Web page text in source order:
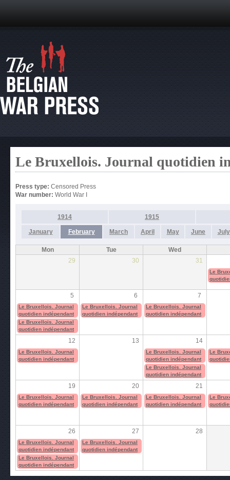
Le Bruxellois. Journal quotidien
Press type: Censored Press
War number: World War I
1914 1915
January February March April May June July
Mon Tue
Wed
29
30 31
Le
5 6 7
Le Bruxellois. Journal
quotidien indépendant
Le Bruxellois. Journal
quotidien indépendant
Le Bruxellois. Journal
quotidien indépendant
Le Bruxellois. Journal
quotidien indépendant
12 13 14
Le Bruxellois. Journal
quotidien indépendant
Le Bruxellois. Journal
quotidien indépendant
Le Bruxellois. Journal
quotidien indépendant
Le
19 20 21
Le Bruxellois. Journal
quotidien indépendant
Le Bruxellois. Journal
quotidien indépendant
Le Bruxellois. Journal
quotidien indépendant
Le
26 27 28
Le Bruxellois. Journal
quotidien indépendant
Le Bruxellois. Journal
quotidien indépendant
Le Bruxellois. Journal
quotidien indépendant